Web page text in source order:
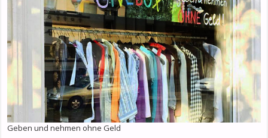
Geben und nehmen ohne Geld